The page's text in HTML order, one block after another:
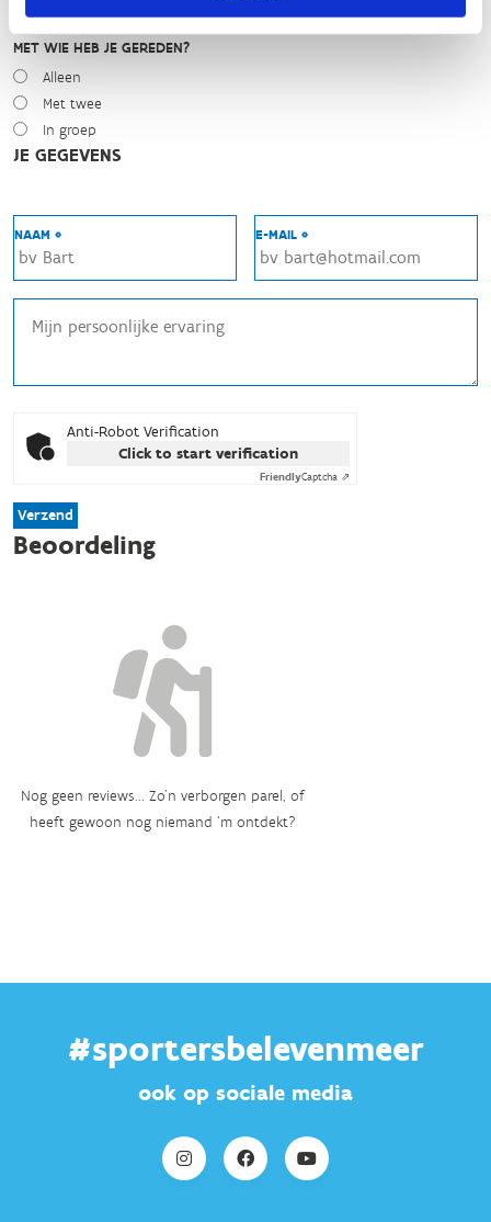
MET WIE HEB JE GEREDEN?
Alleen
Met twee
In groep
JE GEGEVENS
NAAM * E-MAIL *
Anti-Robot Verification
Click to start verification
FriendlyCaptcha ⇗
Verzend
Beoordeling
Nog geen reviews... Zo’n verborgen parel, of
heeft gewoon nog niemand ‘m ontdekt?
#sportersbelevenmeer
ook op sociale media